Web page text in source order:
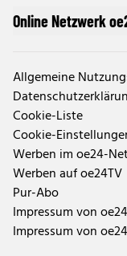
Online Netzwerk
Allgemeine
Cookie-Liste
Cookie-
Werben im oe24-
Werben auf oe24TV
Pur-Abo
Impressum von
Impressum von